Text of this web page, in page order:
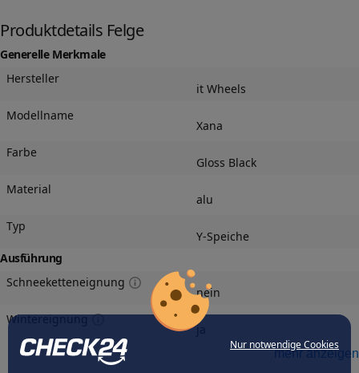
Nur notwendige Cookies
Produktdetails Felge
Generelle Merkmale
Hersteller
it Wheels
Modellname
Xana
Farbe
Gloss Black
Material
alu
Typ
Y-Speiche
Ausführung
Schneeketteneignung
nein
Wintereignung
ja
Herstellungsverfahren
mehr anzeigen